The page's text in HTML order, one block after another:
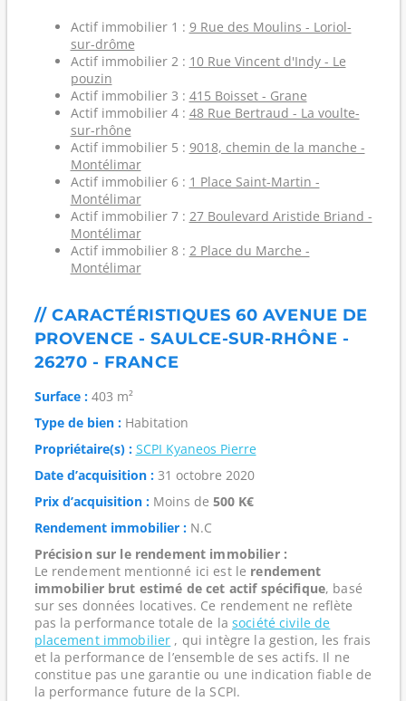
Actif immobilier 1 : 9 Rue des Moulins - Loriol-
sur-drôme
Actif immobilier 2 : 10 Rue Vincent d'Indy - Le
pouzin
Actif immobilier 3 : 415 Boisset - Grane
Actif immobilier 4 : 48 Rue Bertraud - La voulte-
sur-rhône
Actif immobilier 5 : 9018, chemin de la manche -
Montélimar
Actif immobilier 6 : 1 Place Saint-Martin -
Montélimar
Actif immobilier 7 : 27 Boulevard Aristide Briand -
Montélimar
Actif immobilier 8 : 2 Place du Marche -
Montélimar
// CARACTÉRISTIQUES 60 AVENUE DE
PROVENCE - SAULCE-SUR-RHÔNE -
26270 - FRANCE
Surface :403 m²
Type de bien :Habitation
Propriétaire(s) : SCPI Kyaneos Pierre
Date d’acquisition :31 octobre 2020
Prix d’acquisition :Moins de 500 K€
Rendement immobilier :N.C
Précision sur le rendement immobilier :
Le rendement mentionné ici est le rendement
immobilier brut estimé de cet actif spécifique, basé
sur ses données locatives. Ce rendement ne reflète
pas la performance totale de la société civile de
placement immobilier , qui intègre la gestion, les frais
et la performance de l’ensemble de ses actifs. Il ne
constitue pas une garantie ou une indication fiable de
la performance future de la SCPI.